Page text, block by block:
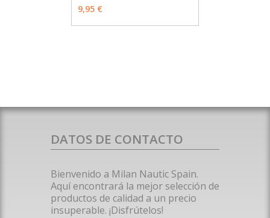
9,95 €
DATOS DE CONTACTO
Bienvenido a Milan Nautic Spain.
Aquí encontrará la mejor selección de
productos de calidad a un precio
insuperable. ¡Disfrútelos!